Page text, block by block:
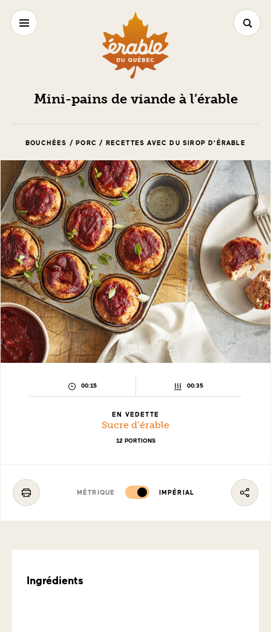
Mini-pains de viande à l’érable
BOUCHÉES / PORC / RECETTES AVEC DU SIROP D'ÉRABLE
TEMPS
PRÉPARATION :
00:15 TEMPS
CUISSON :
00:35
EN VEDETTE
Sucre d’érable
12 PORTIONS
MÉTRIQUE IMPÉRIAL
Ingrédients